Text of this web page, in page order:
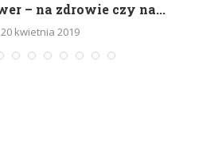
– na zdrowie czy na...
20 kwietnia 2019